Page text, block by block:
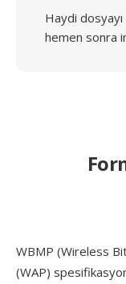
Haydi
hemen sonra
WBMP (Wireless
(WAP)